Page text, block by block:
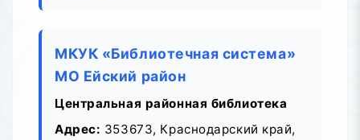
МКУК «Библиотечная система»
МО Ейский район
Центральная районная библиотека
Адрес: 353673, Краснодарский край,